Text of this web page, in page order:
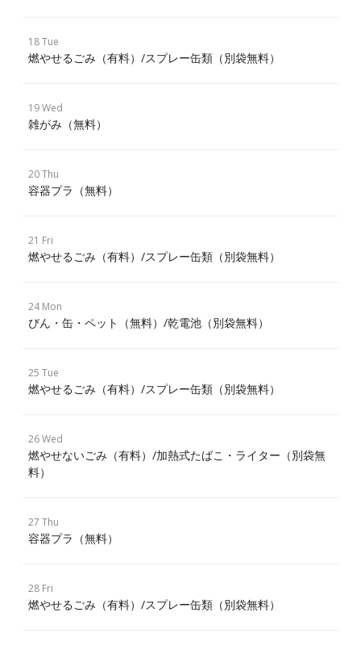
18 Tue
燃やせるごみ（有料）/スプレー缶類（別袋無料）
19 Wed
雑がみ（無料）
20 Thu
容器プラ（無料）
21 Fri
燃やせるごみ（有料）/スプレー缶類（別袋無料）
24 Mon
びん・缶・ペット（無料）/乾電池（別袋無料）
25 Tue
燃やせるごみ（有料）/スプレー缶類（別袋無料）
26 Wed
燃やせないごみ（有料）/加熱式たばこ・ライター（別袋無
料）
27 Thu
容器プラ（無料）
28 Fri
燃やせるごみ（有料）/スプレー缶類（別袋無料）